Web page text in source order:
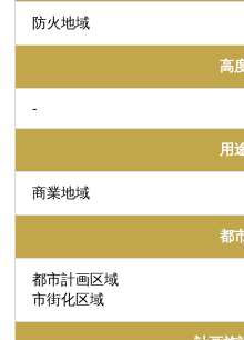
防火地域
高
-
用
商業地域
都
都市計画区域
市街化区域